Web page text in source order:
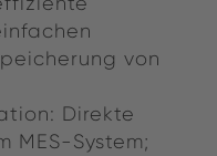
von
Direkte
MES-System;